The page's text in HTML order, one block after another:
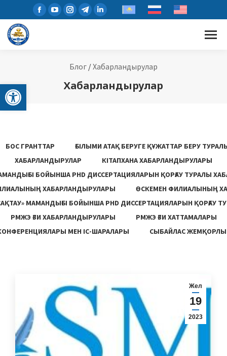
Open toolbar
Блог /Хабарландырулар
Хабарландырулар
БОС ГРАНТТАР
ҒЫЛЫМИ АТАҚ БЕРУГЕ ҚҰЖАТТАР БЕРУ
ХАБАРЛАНДЫРУЛАР
КІТАПХАНА ХАБАРЛАНДЫРУЛАРЫ
БОЙЫНША PHD ДИССЕРТАЦИЯЛАРЫН ҚОРҒАУ ТУРАЛЫ
ХАБАРЛАНДЫРУЛАРЫ
ӨСКЕМЕН ФИЛИАЛЫНЫҢ
МАМАНДЫҒЫ БОЙЫНША PHD ДИССЕРТАЦИЯЛАРЫН ҚОРҒАУ
РМЖЭ ҒЗИ ХАБАРЛАНДЫРУЛАРЫ
РМЖЭ ҒЗИ ХАТТАМАЛАРЫ
МЕН ІС-ШАРАЛАРЫ
СЫБАЙЛАС
Жел
19
2023